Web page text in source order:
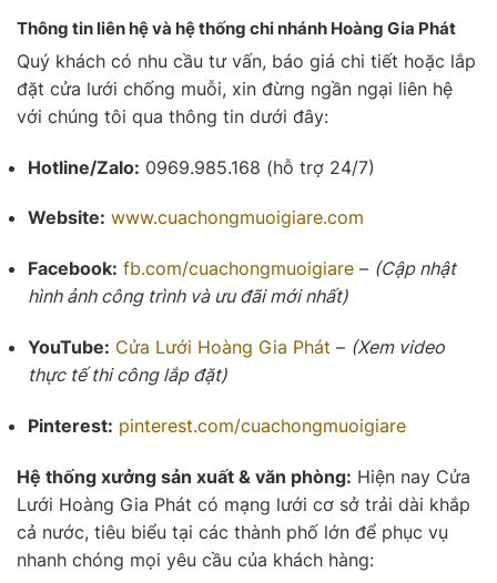
Thông tin liên hệ và hệ thống chi nhánh Hoàng Gia Phát
Quý khách có nhu cầu tư vấn, báo giá chi tiết hoặc lắp
đặt cửa lưới chống muỗi, xin đừng ngần ngại liên hệ
với chúng tôi qua thông tin dưới đây:
Hotline/Zalo: 0969.985.168 (hỗ trợ 24/7)
Website: www.cuachongmuoigiare.com
Facebook: fb.com/cuachongmuoigiare – (Cập nhật
hình ảnh công trình và ưu đãi mới nhất)
YouTube: Cửa Lưới Hoàng Gia Phát – (Xem video
thực tế thi công lắp đặt)
Pinterest: pinterest.com/cuachongmuoigiare
Hệ thống xưởng sản xuất & văn phòng: Hiện nay Cửa
Lưới Hoàng Gia Phát có mạng lưới cơ sở trải dài khắp
cả nước, tiêu biểu tại các thành phố lớn để phục vụ
nhanh chóng mọi yêu cầu của khách hàng: